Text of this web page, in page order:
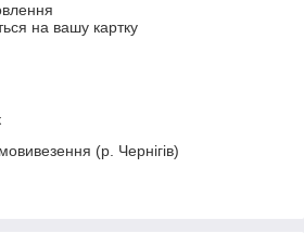
на вашу картку
(р. Чернігів)